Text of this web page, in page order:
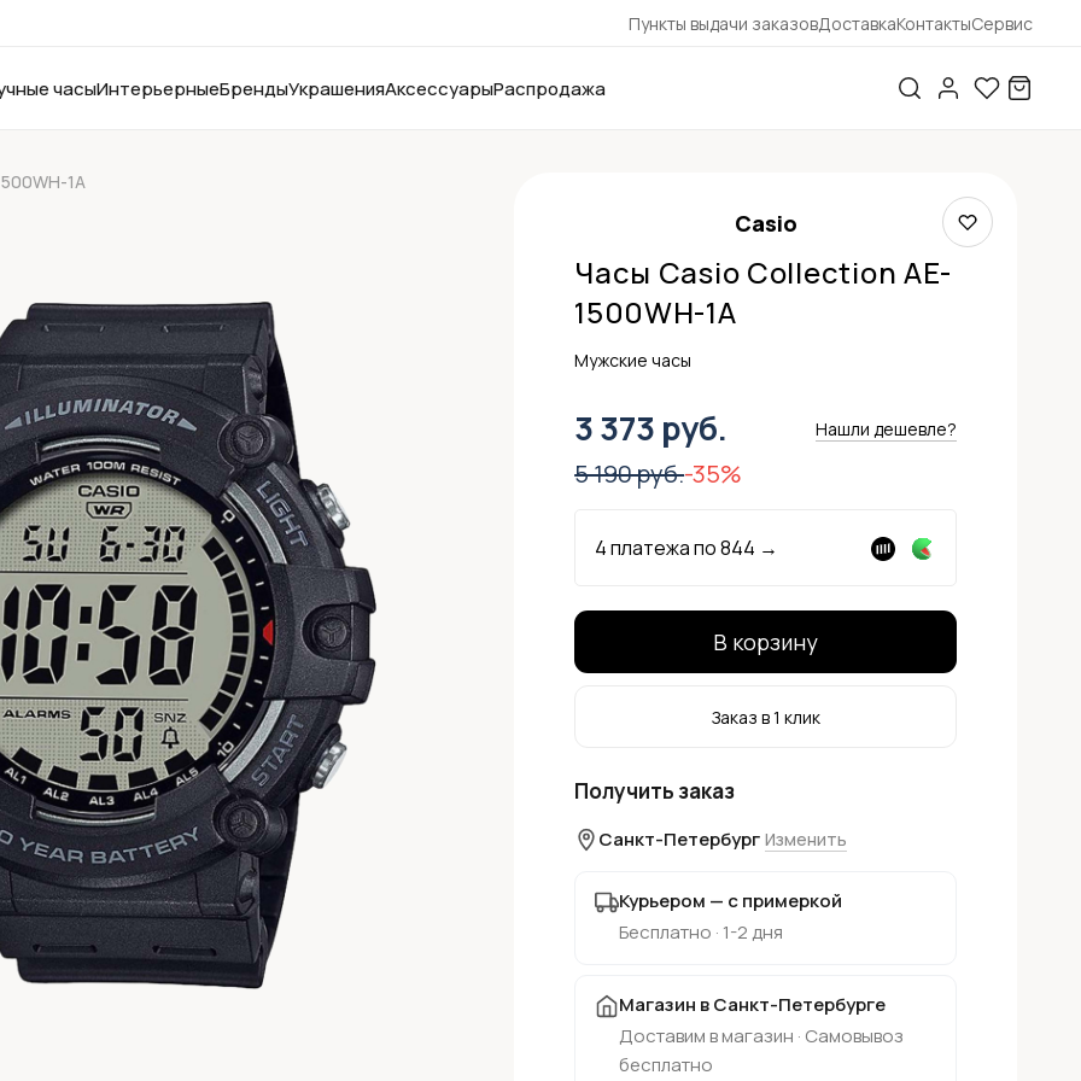
Пункты выдачи заказовДоставкаКонтактыСервис
часыИнтерьерныеБрендыУкрашенияАксессуарыРаспродажа
1A
Casio
Часы Casio Collection AE-
1500WH-1A
Мужские часы
3 373 руб. Нашли дешевле?
5 190 руб.-35%
4 платежа по844 →
В корзину
Заказ в 1 клик
Получить заказ
Санкт-Петербург Изменить
Курьером — с примеркой
Бесплатно · 1-2 дня
Магазин в Санкт-Петербурге
Доставим в магазин · Самовывоз
бесплатно